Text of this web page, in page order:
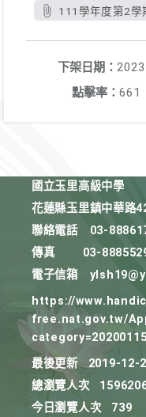
111學年度第2學
下架日期：
點擊率： 661
國立玉里高級中學
花蓮縣玉里鎮中華路
聯絡電話
03-
傳真
03-
電子信箱
https://
free.nat.gov.tw/
最後更新
2019-12-
總瀏覽人次
今日瀏覽人次
739